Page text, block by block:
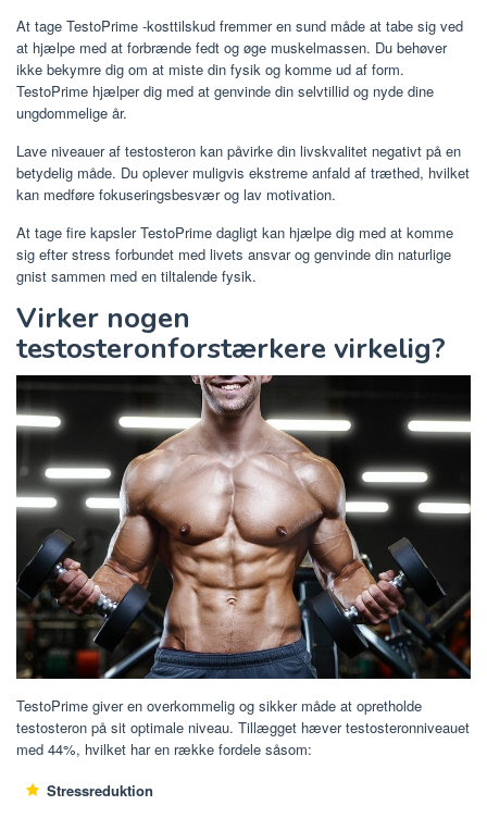
At tage TestoPrime -kosttilskud fremmer en sund måde at tabe sig ved
at hjælpe med at forbrænde fedt og øge muskelmassen. Du behøver
ikke bekymre dig om at miste din fysik og komme ud af form.
TestoPrime hjælper dig med at genvinde din selvtillid og nyde dine
ungdommelige år.
Lave niveauer af testosteron kan påvirke din livskvalitet negativt på en
betydelig måde. Du oplever muligvis ekstreme anfald af træthed, hvilket
kan medføre fokuseringsbesvær og lav motivation.
At tage fire kapsler TestoPrime dagligt kan hjælpe dig med at komme
sig efter stress forbundet med livets ansvar og genvinde din naturlige
gnist sammen med en tiltalende fysik.
Virker nogen
testosteronforstærkere virkelig?
TestoPrime giver en overkommelig og sikker måde at opretholde
testosteron på sit optimale niveau. Tillægget hæver testosteronniveauet
med 44%, hvilket har en række fordele såsom:
Stressreduktion